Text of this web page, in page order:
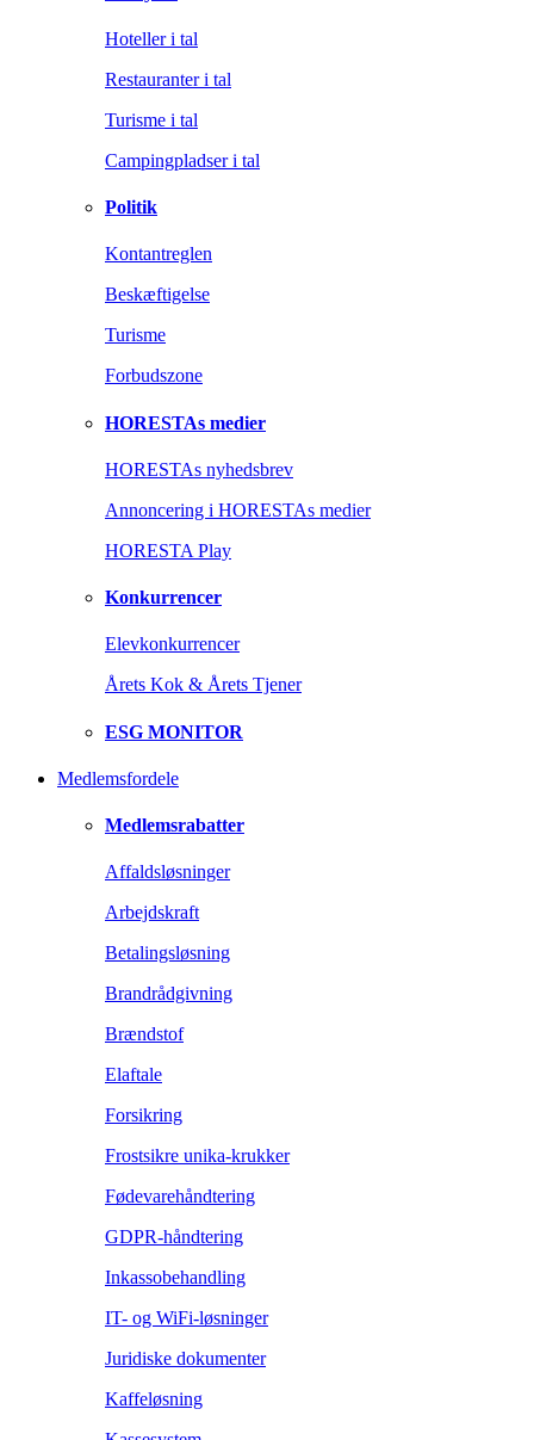
Hoteller i tal
Restauranter i tal
Turisme i tal
Campingpladser i tal
Politik
Kontantreglen
Beskæftigelse
Turisme
Forbudszone
HORESTAs medier
HORESTAs nyhedsbrev
Annoncering i HORESTAs medier
HORESTA Play
Konkurrencer
Elevkonkurrencer
Årets Kok & Årets Tjener
ESG MONITOR
Medlemsfordele
Medlemsrabatter
Affaldsløsninger
Arbejdskraft
Betalingsløsning
Brandrådgivning
Brændstof
Elaftale
Forsikring
Frostsikre unika-krukker
Fødevarehåndtering
GDPR-håndtering
Inkassobehandling
IT- og WiFi-løsninger
Juridiske dokumenter
Kaffeløsning